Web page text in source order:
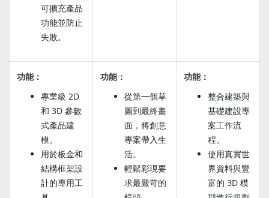
可擴充產品
功能並防止
失敗。
功能：
專業級 2D
和 3D 參數
式產品建
模。
用於板金和
結構框架設
計的專用工
功能：
從第一個草
圖到最終畫
面，將創意
專案帶入生
活。
輕鬆彩現要
求最嚴苛的
功能：
整合建築與
基礎建設專
案工作流
程。
使用真實世
界資料與豐
富的 3D 模